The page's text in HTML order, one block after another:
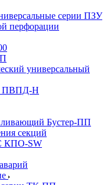
серии ПЗУ
перфорации
универсальный
ПВПД-Н
Бустер-ПП
секций
КПО-SW